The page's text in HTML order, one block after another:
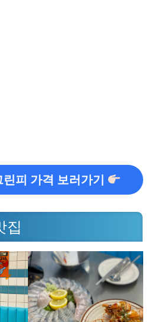
피 가격 보러가기
집